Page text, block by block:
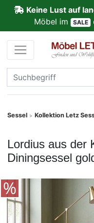
Keine Lust auf
Möbel im SALE
Sessel > Kollektion Letz
Lordius aus der
Diningsessel
Kundenmeinungen
Anmelden
PREMIUM
Schnell
SALE
Konfigurator